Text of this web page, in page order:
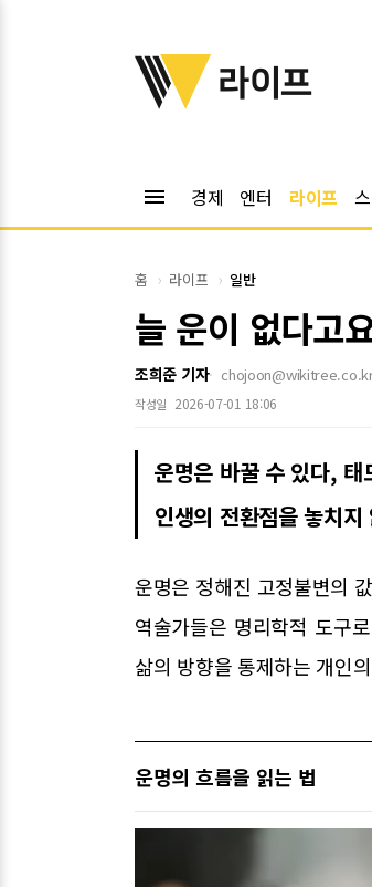
위키트리
라이프
menu 경제 엔터 라이프
홈 라이프 일반
늘 운이 없다고
조희준 기자
작성일 2026-07-01 18:06
운명은 바꿀 수 있다, 태
인생의 전환점을 놓치지
운명은 정해진 고정불변의
역술가들은 명리학적 도구
삶의 방향을 통제하는 개인
운명의 흐름을 읽는 법